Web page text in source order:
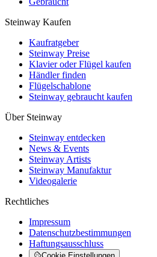
Steinway Kaufen
Kaufratgeber
Steinway Preise
Klavier oder Flügel kaufen
Händler finden
Flügelschablone
Steinway gebraucht kaufen
Über Steinway
Steinway entdecken
News & Events
Steinway Artists
Steinway Manufaktur
Videogalerie
Rechtliches
Impressum
Datenschutzbestimmungen
Haftungsausschluss